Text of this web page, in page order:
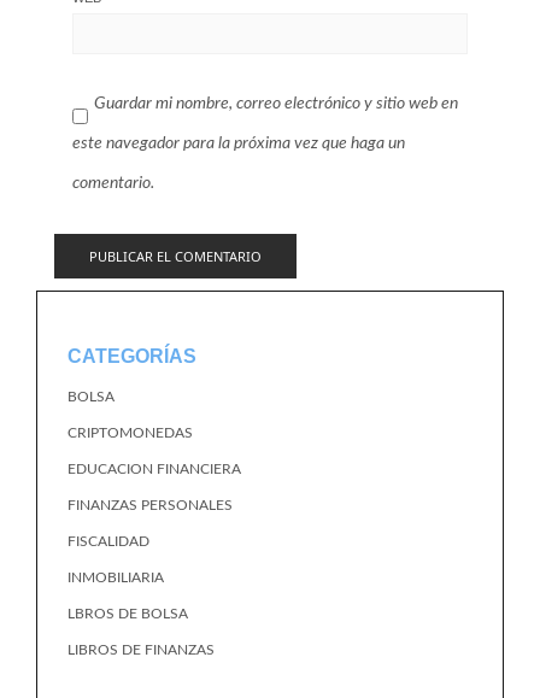
Guardar mi nombre, correo electrónico y sitio web en
este navegador para la próxima vez que haga un
comentario.
CATEGORÍAS
BOLSA
CRIPTOMONEDAS
EDUCACION FINANCIERA
FINANZAS PERSONALES
FISCALIDAD
INMOBILIARIA
LBROS DE BOLSA
LIBROS DE FINANZAS